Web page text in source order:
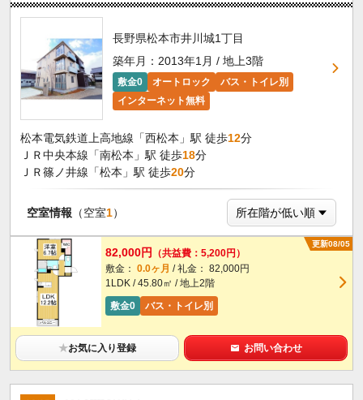
長野県松本市井川城1丁目
築年月：2013年1月 / 地上3階
敷金0 オートロック
バス・トイレ別
インターネット無料
松本電気鉄道上高地線「西松本」駅 徒歩12分
ＪＲ中央本線「南松本」駅 徒歩18分
ＪＲ篠ノ井線「松本」駅 徒歩20分
空室情報 （空室1）
更新08/05
82,000円
（共益費：5,200円）
敷金： 0.0ヶ月 / 礼金： 82,000円
1LDK / 45.80㎡ / 地上2階
敷金0
バス・トイレ別
★お気に入り登録 お問い合わせ